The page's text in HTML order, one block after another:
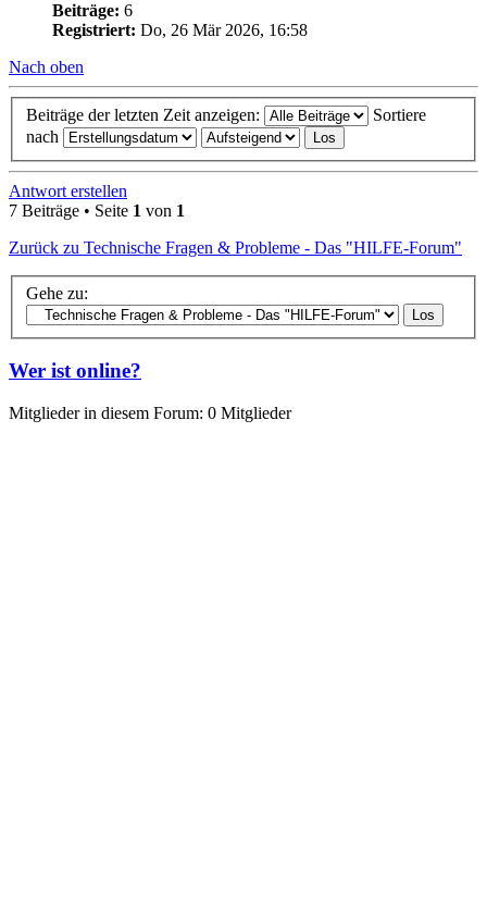
Beiträge: 6
Registriert: Do, 26 Mär 2026, 16:58
Nach oben
Beiträge der letzten Zeit anzeigen:
Sortiere
nach
Antwort erstellen
7 Beiträge • Seite 1 von 1
Zurück zu Technische Fragen & Probleme - Das "HILFE-Forum"
Gehe zu:
Wer ist online?
Mitglieder in diesem Forum: 0 Mitglieder